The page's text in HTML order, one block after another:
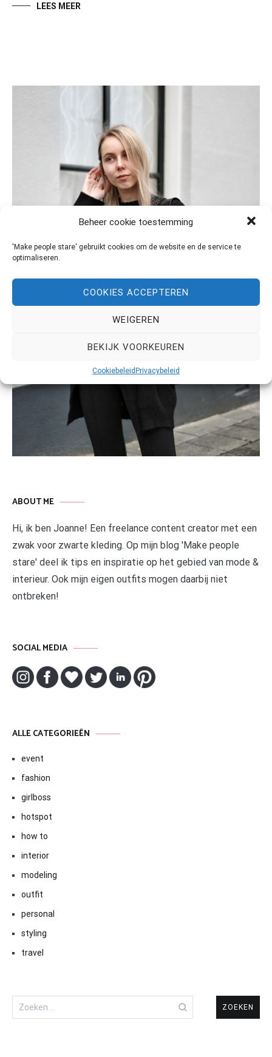
Beheer cookie toestemming
'Make people stare' gebruikt cookies om de website en de service te
optimaliseren.
COOKIES ACCEPTEREN
WEIGEREN
BEKIJK VOORKEUREN
Cookiebeleid Privacybeleid
LEES MEER
ABOUT ME
Hi, ik ben Joanne! Een freelance content creator met een
zwak voor zwarte kleding. Op mijn blog 'Make people
stare' deel ik tips en inspiratie op het gebied van mode &
interieur. Ook mijn eigen outfits mogen daarbij niet
ontbreken!
SOCIAL MEDIA
ALLE CATEGORIEËN
event
fashion
girlboss
hotspot
how to
interior
modeling
outfit
personal
styling
travel
Zoeken
naar: